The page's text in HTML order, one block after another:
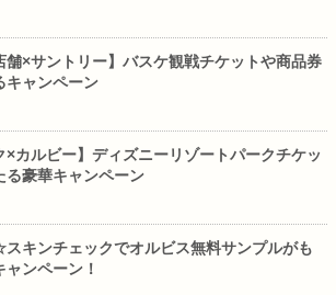
舗×サントリー】バスケ観戦チケットや商品券
キャンペーン
×カルビー】ディズニーリゾートパークチケッ
る豪華キャンペーン
キンチェックでオルビス無料サンプルがも
ャンペーン！